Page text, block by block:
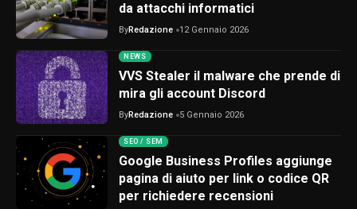
da attacchi informatici
ByRedazione 12 Gennaio 2026
NEWS
VVS Stealer il malware che prende di
mira gli account Discord
ByRedazione 5 Gennaio 2026
SEO / SEM
Google Business Profiles aggiunge
pagina di aiuto per link o codice QR
per richiedere recensioni